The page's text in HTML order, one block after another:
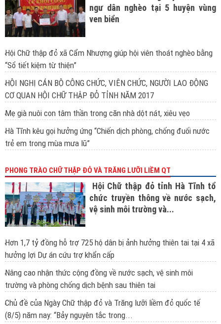
ngư dân nghèo tại 5 huyện vùng
ven biển
Hội Chữ thập đỏ xã Cẩm Nhượng giúp hội viên thoát nghèo bằng
“Sổ tiết kiệm từ thiện”
HỘI NGHỊ CÁN BỘ CÔNG CHỨC, VIÊN CHỨC, NGƯỜI LAO ĐỘNG
CƠ QUAN HỘI CHỮ THẬP ĐỎ TỈNH NĂM 2017
Mẹ già nuôi con tâm thần trong căn nhà dột nát, xiêu vẹo
Hà Tĩnh kêu gọi hưởng ứng “Chiến dịch phòng, chống đuối nước
trẻ em trong mùa mưa lũ”
PHONG TRÀO CHỮ THẬP ĐỎ VÀ TRĂNG LƯỠI LIỀM QT
Hội Chữ thập đỏ tỉnh Hà Tĩnh tổ
chức truyền thông về nước sạch,
vệ sinh môi trường và...
Hơn 1,7 tỷ đồng hỗ trợ 725 hộ dân bị ảnh hưởng thiên tai tại 4 xã
hưởng lợi Dự án cứu trợ khẩn cấp
Nâng cao nhận thức cộng đồng về nước sạch, vệ sinh môi
trường và phòng chống dịch bệnh sau thiên tai
Chủ đề của Ngày Chữ thập đỏ và Trăng lưỡi liềm đỏ quốc tế
(8/5) năm nay: “Bảy nguyên tắc trong...